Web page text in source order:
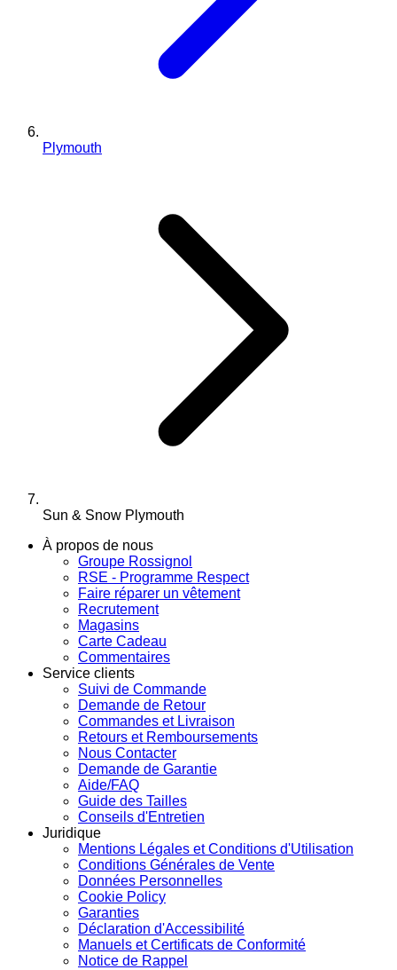
Plymouth
Sun & Snow Plymouth
À propos de nous
Groupe Rossignol
RSE - Programme Respect
Faire réparer un vêtement
Recrutement
Magasins
Carte Cadeau
Commentaires
Service clients
Suivi de Commande
Demande de Retour
Commandes et Livraison
Retours et Remboursements
Nous Contacter
Demande de Garantie
Aide/FAQ
Guide des Tailles
Conseils d'Entretien
Juridique
Mentions Légales et Conditions d'Utilisation
Conditions Générales de Vente
Données Personnelles
Cookie Policy
Garanties
Déclaration d'Accessibilité
Manuels et Certificats de Conformité
Notice de Rappel